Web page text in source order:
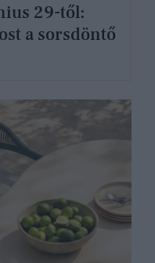
29-től:
a sorsdöntő